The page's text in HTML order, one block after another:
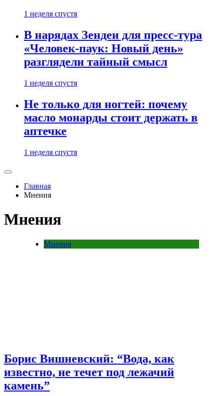
1 неделя спустя
В нарядах Зендеи для пресс-тура
«Человек-паук: Новый день»
разглядели тайный смысл
1 неделя спустя
Не только для ногтей: почему
масло монарды стоит держать в
аптечке
1 неделя спустя
Главная
Мнения
Мнения
Мнения
Борис Вишневский: “Вода, как
известно, не течет под лежачий
камень”